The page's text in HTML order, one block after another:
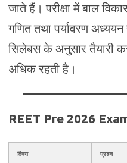
जाते हैं। परीक्षा में बाल
गणित तथा पर्यावरण
सिलेबस के अनुसार तैयारी
अधिक रहती है।
REET Pre 2026
विषय प्रश्न